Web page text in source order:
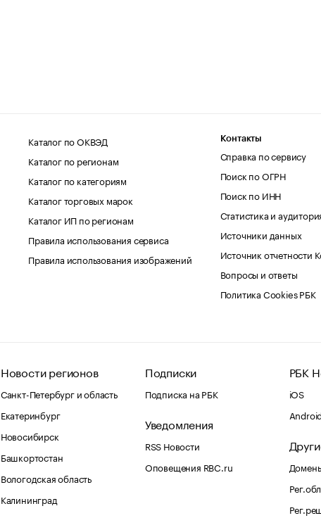
Каталог по ОКВЭД
Каталог по регионам
Каталог по категориям
Каталог торговых марок
Каталог ИП по регионам
Правила использования сервиса
Правила использования изображений
Контакты
Справка по сервису
Поиск по ОГРН
Поиск по ИНН
Статистика и
Источники данных
Источник отчетности
Вопросы и ответы
Политика Cookies РБК
Новости регионов
Санкт-Петербург и область
Екатеринбург
Новосибирск
Башкортостан
Вологодская область
Калининград
Подписки
Подписка на РБК
Уведомления
RSS Новости
Оповещения RBC.ru
РБК
iOS